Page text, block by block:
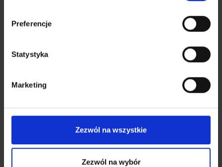
Preferencje
Statystyka
Marketing
Zezwól na wszystkie
Zezwól na wybór
BIONIC SENIOR - Opinacze termoaktywne